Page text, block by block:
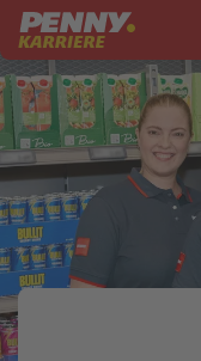
Zum Inhalt springen